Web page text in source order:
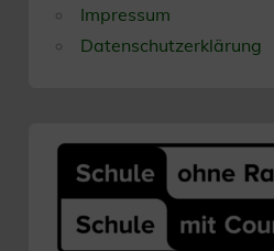
Impressum
Datenschutzerklärung